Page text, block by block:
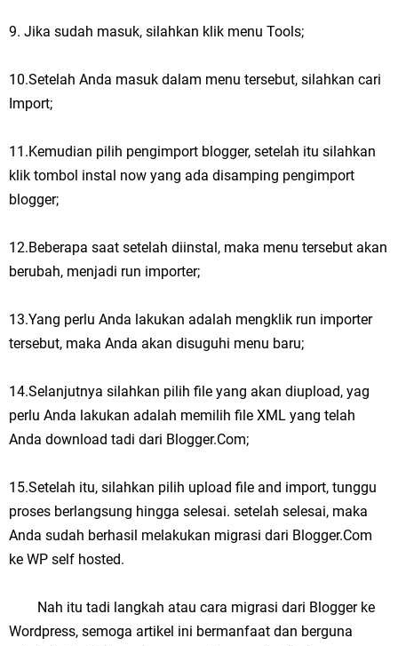
9. Jika sudah masuk, silahkan klik menu Tools;
10.Setelah Anda masuk dalam menu tersebut, silahkan cari
Import;
11.Kemudian pilih pengimport blogger, setelah itu silahkan
klik tombol instal now yang ada disamping pengimport
blogger;
12.Beberapa saat setelah diinstal, maka menu tersebut akan
berubah, menjadi run importer;
13.Yang perlu Anda lakukan adalah mengklik run importer
tersebut, maka Anda akan disuguhi menu baru;
14.Selanjutnya silahkan pilih file yang akan diupload, yag
perlu Anda lakukan adalah memilih file XML yang telah
Anda download tadi dari Blogger.Com;
15.Setelah itu, silahkan pilih upload file and import, tunggu
proses berlangsung hingga selesai. setelah selesai, maka
Anda sudah berhasil melakukan migrasi dari Blogger.Com
ke WP self hosted.
Nah itu tadi langkah atau cara migrasi dari Blogger ke
Wordpress, semoga artikel ini bermanfaat dan berguna